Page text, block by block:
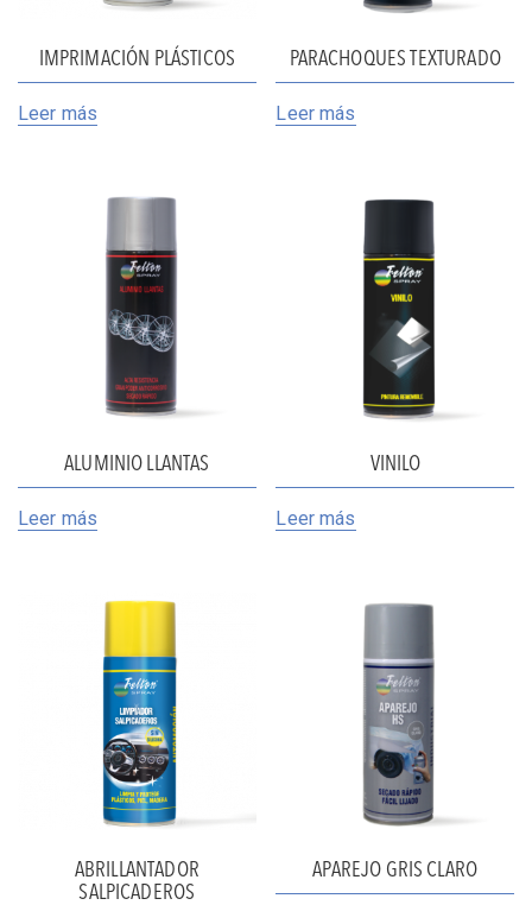
IMPRIMACIÓN PLÁSTICOS
Leer más
PARACHOQUES TEXTURADO
Leer más
ALUMINIO LLANTAS
Leer más
VINILO
Leer más
ABRILLANTADOR
SALPICADEROS
APAREJO GRIS CLARO